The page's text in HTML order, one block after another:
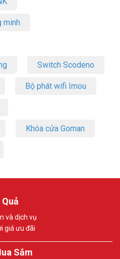
minh
Switch Scodeno
Bộ phát wifi Imou
Khóa cửa Goman
và dịch vụ
giá ưu đãi
Sắm